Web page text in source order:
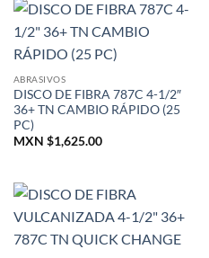
ABRASIVOS
DISCO DE FIBRA 787C 4-1/2″
36+ TN CAMBIO RÁPIDO (25
PC)
MXN $1,625.00